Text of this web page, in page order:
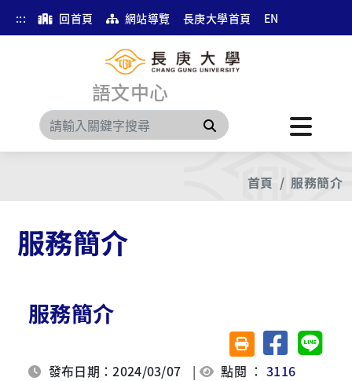
::: 回首頁 網站導覽 長庚大學首頁 EN
語文中心
搜尋
首頁 服務簡介
服務簡介
服務簡介
友善列印(另開視窗)
分享至臉書分享
發布日期：2024/03/07 | 點閱 ：3116